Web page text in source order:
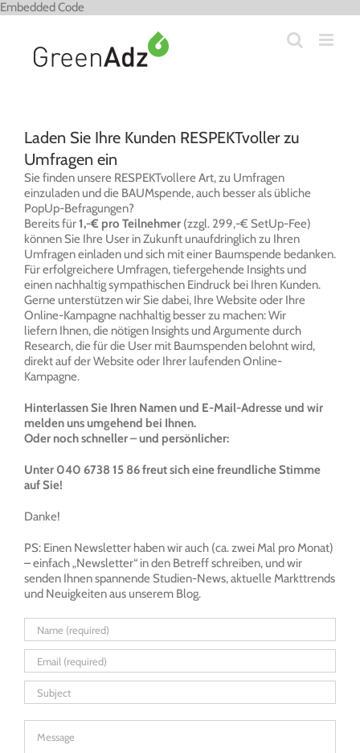
Embedded Code
Laden Sie Ihre Kunden RESPEKTvoller zu
Umfragen ein
Sie finden unsere RESPEKTvollere Art, zu Umfragen
einzuladen und die BAUMspende, auch besser als übliche
PopUp-Befragungen?
Bereits für1,-€ pro Teilnehmer (zzgl. 299,-€ SetUp-Fee)
können Sie Ihre User in Zukunft unaufdringlich zu Ihren
Umfragen einladen und sich mit einer Baumspende bedanken.
Für erfolgreichere Umfragen, tiefergehende Insights und
einen nachhaltig sympathischen Eindruck bei Ihren Kunden.
Gerne unterstützen wir Sie dabei, Ihre Website oder Ihre
Online-Kampagne nachhaltig besser zu machen: Wir
liefern Ihnen, die nötigen Insights und Argumente durch
Research, die für die User mit Baumspenden belohnt wird,
direkt auf der Website oder Ihrer laufenden Online-
Kampagne.
Hinterlassen Sie Ihren Namen und E-Mail-Adresse und wir
melden uns umgehend bei Ihnen.
Oder noch schneller – und persönlicher:
Unter 040 6738 15 86 freut sich eine freundliche Stimme
auf Sie!
Danke!
PS: Einen Newsletter haben wir auch (ca. zwei Mal pro Monat)
– einfach „Newsletter“ in den Betreff schreiben, und wir
senden Ihnen spannende Studien-News, aktuelle Markttrends
und Neuigkeiten aus unserem Blog.